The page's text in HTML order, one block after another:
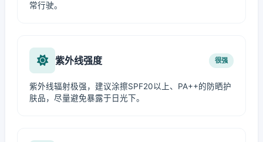
常行驶。
紫外线强度 很强
紫外线辐射极强，建议涂擦SPF20以上、PA++的防晒护
肤品，尽量避免暴露于日光下。